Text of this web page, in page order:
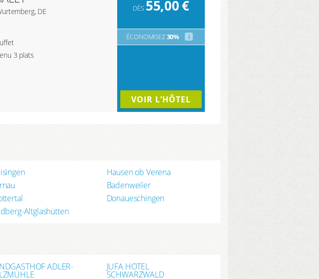
DE
3 plats
DÈS 55,00€
ÉCONOMISEZ30% i
VOIR L’HÔTEL
Hausen ob Verena
Badenweiler
Donaueschingen
Altglashütten
ADLER- JUFA HOTEL
SCHWARZWALD